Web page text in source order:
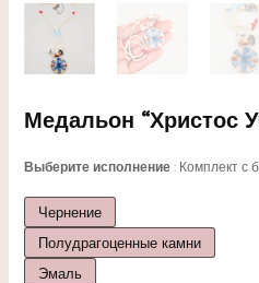
Медальон “Христос
Выберите исполнение Комплект с
Чернение
Полудрагоценные камни
Эмаль